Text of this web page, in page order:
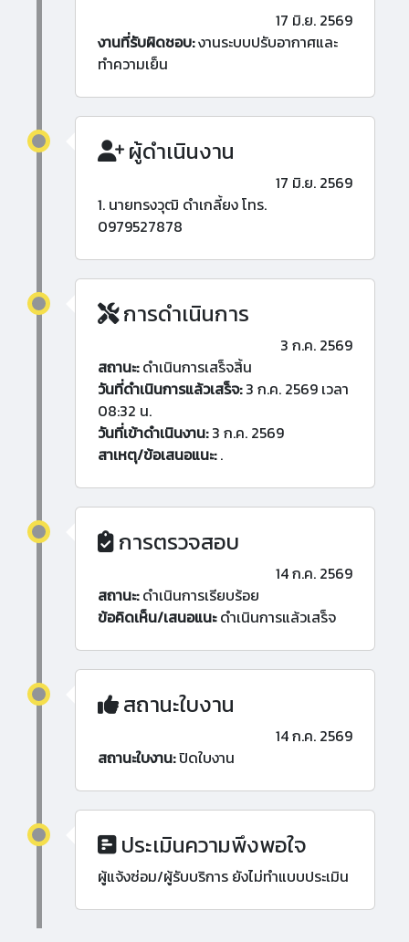
17 มิ.ย. 2569
งานที่รับผิดชอบ:งานระบบปรับอากาศและ
ทำความเย็น
ผู้ดำเนินงาน
17 มิ.ย. 2569
1. นายทรงวุฒิ ดำเกลี้ยง โทร.
0979527878
การดำเนินการ
3 ก.ค. 2569
สถานะ:ดำเนินการเสร็จสิ้น
วันที่ดำเนินการแล้วเสร็จ:3 ก.ค. 2569 เวลา
08:32 น.
วันที่เข้าดำเนินงาน:3 ก.ค. 2569
สาเหตุ/ข้อเสนอแนะ:.
การตรวจสอบ
14 ก.ค. 2569
สถานะ:ดำเนินการเรียบร้อย
ข้อคิดเห็น/เสนอแนะดำเนินการแล้วเสร็จ
สถานะใบงาน
14 ก.ค. 2569
สถานะใบงาน:ปิดใบงาน
ประเมินความพึงพอใจ
ผู้แจ้งซ่อม/ผู้รับบริการ ยังไม่ทำแบบประเมิน